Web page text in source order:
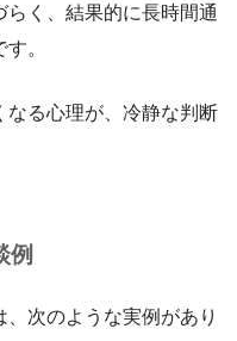
く、結果的に長時間通
。
なる心理が、冷静な判断
例
次のような実例があり